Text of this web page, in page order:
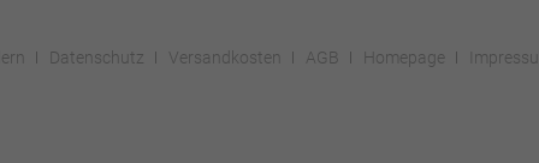
Datenschutz Versandkosten AGB Homepage